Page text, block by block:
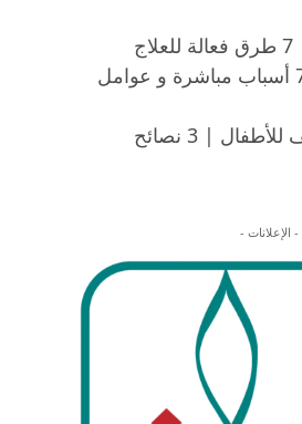
مرض الجدري | 7 أسباب مباشرة و عوامل
عملية تجميل الانف للأطفال | 3 نصائح
- الإعلانات -